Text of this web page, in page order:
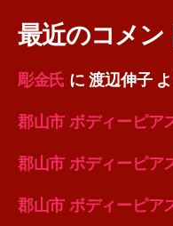
最近のコメン
彫金氏 に渡辺伸子よ
郡山市 ボディーピア
郡山市 ボディーピア
郡山市 ボディーピア